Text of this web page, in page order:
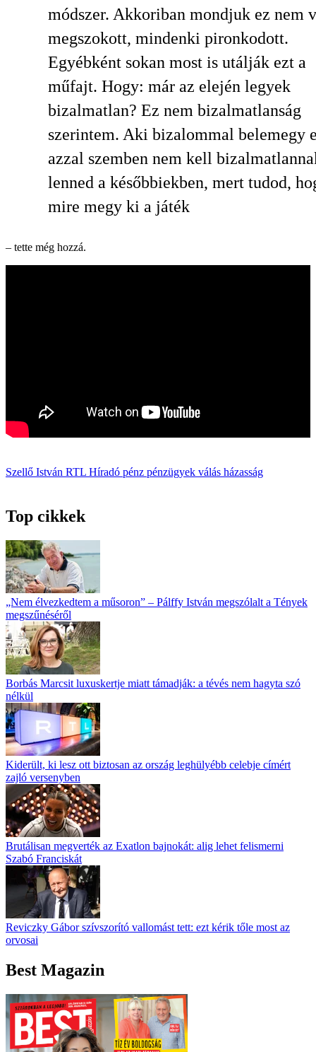
módszer. Akkoriban mondjuk ez nem
megszokott, mindenki pironkodott.
Egyébként sokan most is utálják ezt a
műfajt. Hogy: már az elején legyek
bizalmatlan? Ez nem bizalmatlanság
szerintem. Aki bizalommal belemegy
azzal szemben nem kell
lenned a későbbiekben, mert tudod,
mire megy ki a játék
– tette még hozzá.
Szellő István RTL Híradó pénz pénzügyek válás házasság
Top cikkek
„Nem élvezkedtem a műsoron” – Pálffy István megszólalt a Tények
megszűnéséről
Borbás Marcsit luxuskertje miatt támadják: a tévés nem hagyta szó
nélkül
Kiderült, ki lesz ott biztosan az ország leghülyébb celebje címért
zajló versenyben
Brutálisan megverték az Exatlon bajnokát: alig lehet felismerni
Szabó Franciskát
Reviczky Gábor szívszorító vallomást tett: ezt kérik tőle most az
orvosai
Best Magazin